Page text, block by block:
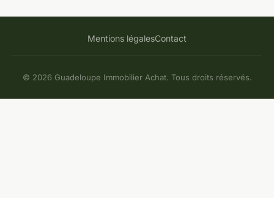
Mentions légalesContact
© 2026 Guadeloupe Immobilier Achat. Tous droits réservés.